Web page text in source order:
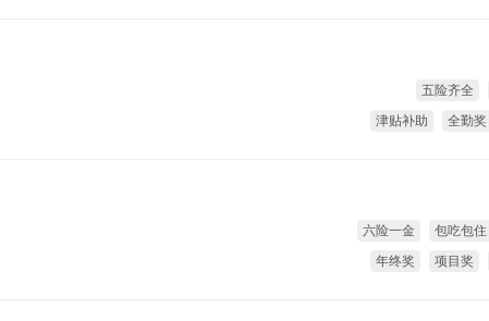
五险齐全
津贴补助
全勤奖
六险一金 包吃包住
年终奖
项目奖